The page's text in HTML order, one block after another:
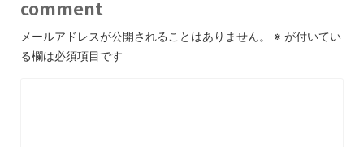
comment
メールアドレスが公開されることはありません。 ※ が付いてい
る欄は必須項目です